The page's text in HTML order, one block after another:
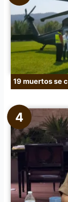
19 muertos se